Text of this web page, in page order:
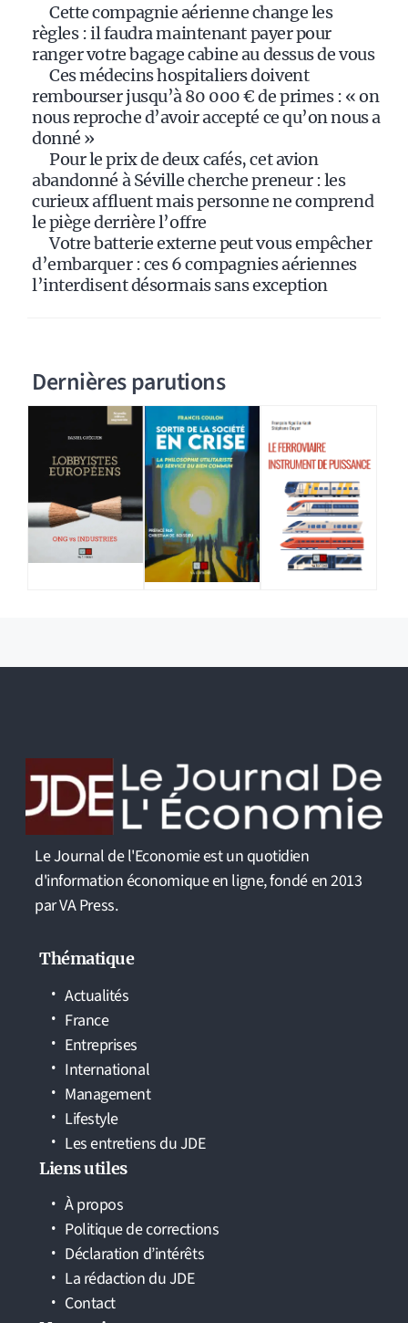
Cette compagnie aérienne change les
règles : il faudra maintenant payer pour
ranger votre bagage cabine au dessus de vous
Ces médecins hospitaliers doivent
rembourser jusqu’à 80 000 € de primes : « on
nous reproche d’avoir accepté ce qu’on nous a
donné »
Pour le prix de deux cafés, cet avion
abandonné à Séville cherche preneur : les
curieux affluent mais personne ne comprend
le piège derrière l’offre
Votre batterie externe peut vous empêcher
d’embarquer : ces 6 compagnies aériennes
l’interdisent désormais sans exception
Dernières parutions
Le Journal de l'Economie est un quotidien
d'information économique en ligne, fondé en 2013
par VA Press.
Thématique
Actualités
France
Entreprises
International
Management
Lifestyle
Les entretiens du JDE
Liens utiles
À propos
Politique de corrections
Déclaration d’intérêts
La rédaction du JDE
Contact